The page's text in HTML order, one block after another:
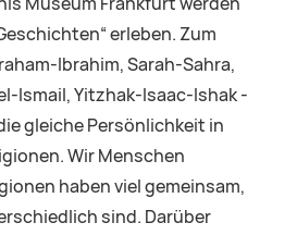
erleben. Zum
Ibrahim, Sarah-Sahra,
Ismail, Yitzhak-Isaac-Ishak -
gleiche Persönlichkeit in
Wir Menschen
haben viel gemeinsam,
sind. Darüber